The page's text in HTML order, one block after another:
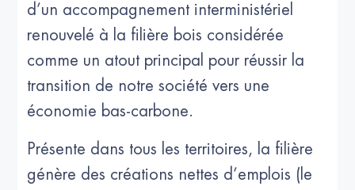
d’un accompagnement interministériel
renouvelé à la filière bois considérée
comme un atout principal pour réussir la
transition de notre société vers une
économie bas-carbone.
Présente dans tous les territoires, la filière
génère des créations nettes d’emplois (le